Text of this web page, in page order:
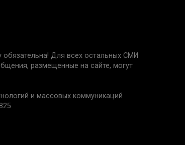
обязательна! Для всех остальных СМИ
размещенные на сайте, могут
и массовых коммуникаций